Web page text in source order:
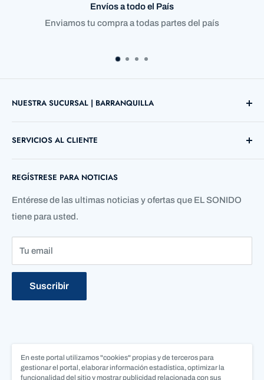
del país
Compra satisfecha o
Garantizamos el 100% de
NUESTRA SUCURSAL | BARRANQUILLA
Telefono: +57 5 3690755
SERVICIOS AL CLIENTE
Contáctenos
Quienes Somos
REGÍSTRESE PARA NOTICIAS
Entérese de las ultimas noticias y ofertas que EL SONIDO
tiene para usted.
Tu email
Suscribir
Síguenos
En este portal utilizamos "cookies" propias y de terceros para
gestionar el portal, elaborar información estadística, optimizar la
funcionalidad del sitio y mostrar publicidad relacionada con sus